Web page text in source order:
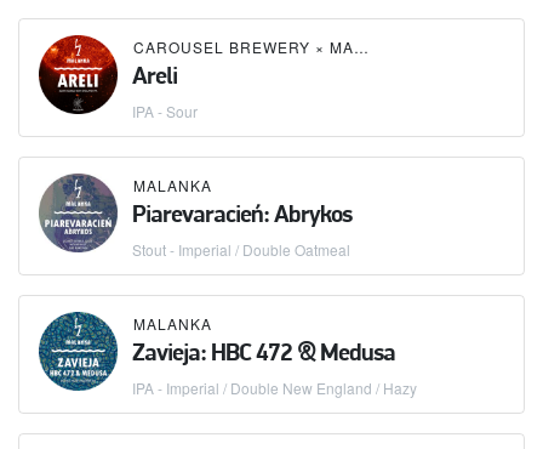
CAROUSEL BREWERY × MALANKA
Areli
IPA - Sour
MALANKA
Piarevaracień: Abrykos
Stout - Imperial / Double Oatmeal
MALANKA
Zavieja: HBC 472 & Medusa
IPA - Imperial / Double New England / Hazy